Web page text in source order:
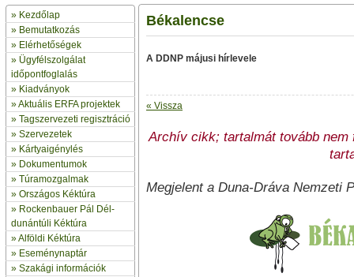
» Kezdőlap
» Bemutatkozás
» Elérhetőségek
» Ügyfélszolgálat
időpontfoglalás
» Kiadványok
»Aktuális ERFA projektek
» Tagszervezeti regisztráció
» Szervezetek
» Kártyaigénylés
» Dokumentumok
» Túramozgalmak
» Országos Kéktúra
» Rockenbauer Pál Dél-
dunántúli Kéktúra
»Alföldi Kéktúra
» Eseménynaptár
» Szakági információk
Békalencse
A DDNP májusi hírlevele
« Vissza
Archív cikk; tartalmát tovább
Megjelent a Duna-Dráva Nemzeti